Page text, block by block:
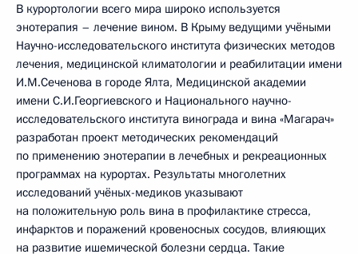
В курортологии всего мира широко используется
энотерапия – лечение вином. В Крыму ведущими учёными
Научно-исследовательского института физических методов
лечения, медицинской климатологии и реабилитации имени
И.М.Сеченова в городе Ялта, Медицинской академии
имени С.И.Георгиевского и Национального научно-
исследовательского института винограда и вина «Магарач»
разработан проект методических рекомендаций
по применению энотерапии в лечебных и рекреационных
программах на курортах. Результаты многолетних
исследований учёных-медиков указывают
на положительную роль вина в профилактике стресса,
инфарктов и поражений кровеносных сосудов, влияющих
на развитие ишемической болезни сердца. Такие